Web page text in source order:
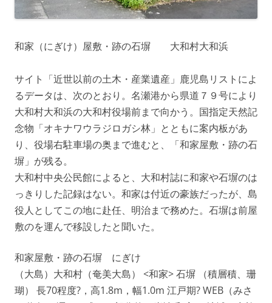
和家（にぎけ）屋敷・跡の石塀 大和村大和浜
サイト「近世以前の土木・産業遺産」鹿児島リストによ
るデータは、次のとおり。名瀬港から県道７９号により
大和村大和浜の大和村役場前まで向かう。国指定天然記
念物「オキナワウラジロガシ林」とともに案内板があ
り、役場右駐車場の奥まで進むと、「和家屋敷・跡の石
塀」が残る。
大和村中央公民館によると、大和村誌に和家や石塀のは
っきりした記録はない。和家は付近の豪族だったが、島
役人としてこの地に赴任、明治まで務めた。石塀は前屋
敷のを運んで移設したと聞いた。
和家屋敷・跡の石塀 にぎけ
（大島）大和村（奄美大島） <和家> 石塀 （積層積、珊
瑚） 長70程度?，高1.8m，幅1.0m 江戸期? WEB（みさ